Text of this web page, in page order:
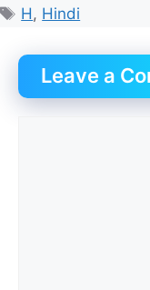
Tags
H, Hindi
Leave a